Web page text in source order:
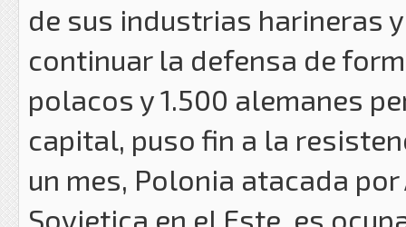
de sus industrias harineras
continuar la defensa de
polacos y 1.500 alemanes
capital, puso fin a la
un mes, Polonia atacada
Sovietica en el Este, es